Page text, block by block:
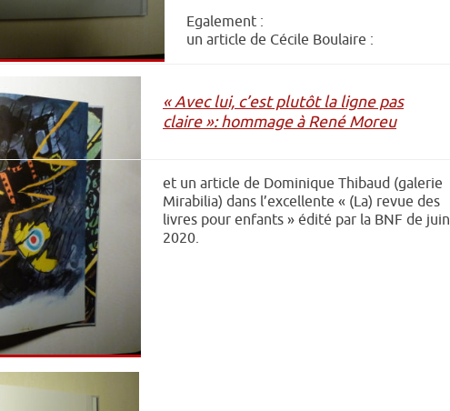
Egalement :
un article de Cécile Boulaire :
« Avec lui, c’est plutôt la ligne pas
claire »: hommage à René Moreu
et un article de Dominique Thibaud (galerie
Mirabilia) dans l’excellente « (La) revue des
livres pour enfants » édité par la BNF de juin
2020.